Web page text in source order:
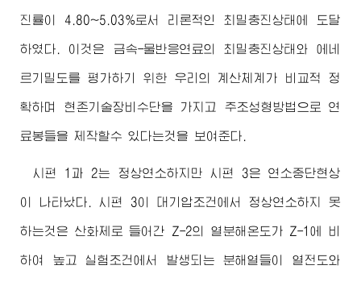
진률이 4.80~5.03%로서 리론적인 최밀충진상태에 도달
하였다. 이것은 금속-물반응연료의 최밀충진상태와 에네
르기밀도를 평가하기 위한 우리의 계산체계가 비교적 정
확하며 현존기술장비수단을 가지고 주조성형방법으로 연
료봉들을 제작할수 있다는것을 보여준다.
시편 1과 2는 정상연소하지만 시편 3은 연소중단현상
이 나타났다. 시편 3이 대기압조건에서 정상연소하지 못
하는것은 산화제로 들어간 Z-2의 열분해온도가 Z-1에 비
하여 높고 실험조건에서 발생되는 분해열들이 열전도와